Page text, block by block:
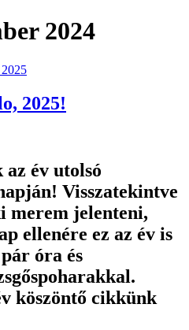
2024
2025!
év utolsó
Visszatekintve
merem jelenteni,
ellenére ez az év is
óra és
köszöntő cikkünk